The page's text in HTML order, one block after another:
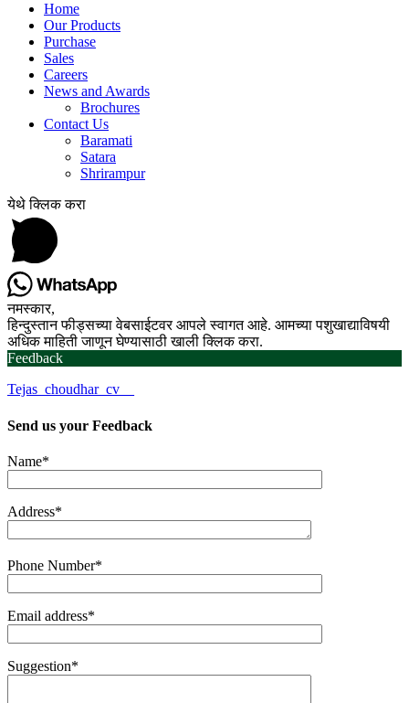
Home
Our Products
Purchase
Sales
Careers
News and Awards
Brochures
Contact Us
Baramati
Satara
Shrirampur
येथे क्लिक करा
नमस्कार,
हिन्दुस्तान फीड्सच्या वेबसाईटवर आपले स्वागत आहे. आमच्या पशुखाद्याविषयी
अधिक माहिती जाणून घेण्यासाठी खाली क्लिक करा.
Feedback
Tejas_choudhar_cv__
Send us your Feedback
Name*
Address*
Phone Number*
Email address*
Suggestion*